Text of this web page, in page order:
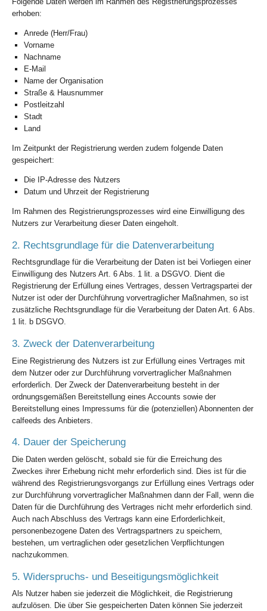
erhoben:
Anrede (Herr/Frau)
Vorname
Nachname
E-Mail
Name der Organisation
Straße & Hausnummer
Postleitzahl
Stadt
Land
Im Zeitpunkt der Registrierung werden zudem folgende Daten
gespeichert:
Die IP-Adresse des Nutzers
Datum und Uhrzeit der Registrierung
Im Rahmen des Registrierungsprozesses wird eine Einwilligung des
Nutzers zur Verarbeitung dieser Daten eingeholt.
2. Rechtsgrundlage für die Datenverarbeitung
Rechtsgrundlage für die Verarbeitung der Daten ist bei Vorliegen einer
Einwilligung des Nutzers Art. 6 Abs. 1 lit. a DSGVO. Dient die
Registrierung der Erfüllung eines Vertrages, dessen Vertragspartei der
Nutzer ist oder der Durchführung vorvertraglicher Maßnahmen, so ist
zusätzliche Rechtsgrundlage für die Verarbeitung der Daten Art. 6 Abs.
1 lit. b DSGVO.
3. Zweck der Datenverarbeitung
Eine Registrierung des Nutzers ist zur Erfüllung eines Vertrages mit
dem Nutzer oder zur Durchführung vorvertraglicher Maßnahmen
erforderlich. Der Zweck der Datenverarbeitung besteht in der
ordnungsgemäßen Bereitstellung eines Accounts sowie der
Bereitstellung eines Impressums für die (potenziellen) Abonnenten der
calfeeds des Anbieters.
4. Dauer der Speicherung
Die Daten werden gelöscht, sobald sie für die Erreichung des
Zweckes ihrer Erhebung nicht mehr erforderlich sind. Dies ist für die
während des Registrierungsvorgangs zur Erfüllung eines Vertrags oder
zur Durchführung vorvertraglicher Maßnahmen dann der Fall, wenn die
Daten für die Durchführung des Vertrages nicht mehr erforderlich sind.
Auch nach Abschluss des Vertrags kann eine Erforderlichkeit,
personenbezogene Daten des Vertragspartners zu speichern,
bestehen, um vertraglichen oder gesetzlichen Verpflichtungen
nachzukommen.
5. Widerspruchs- und Beseitigungsmöglichkeit
Als Nutzer haben sie jederzeit die Möglichkeit, die Registrierung
aufzulösen. Die über Sie gespeicherten Daten können Sie jederzeit